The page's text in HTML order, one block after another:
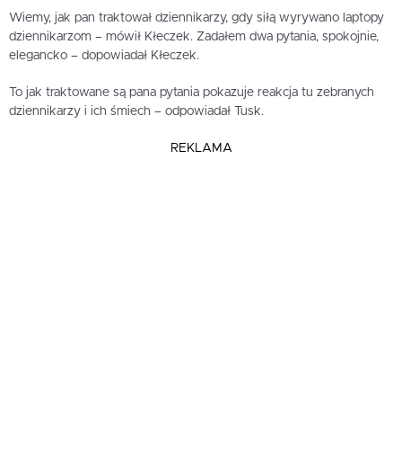
Wiemy, jak pan traktował dziennikarzy, gdy siłą wyrywano laptopy
dziennikarzom – mówił Kłeczek. Zadałem dwa pytania, spokojnie,
elegancko – dopowiadał Kłeczek.
To jak traktowane są pana pytania pokazuje reakcja tu zebranych
dziennikarzy i ich śmiech – odpowiadał Tusk.
REKLAMA